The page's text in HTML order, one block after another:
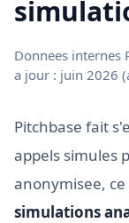
Donnees internes
a jour : juin 2026
Pitchbase fait
appels simules
anonymisee,
simulations